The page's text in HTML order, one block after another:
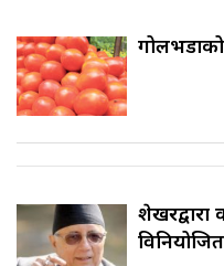
शेखरद्वारा